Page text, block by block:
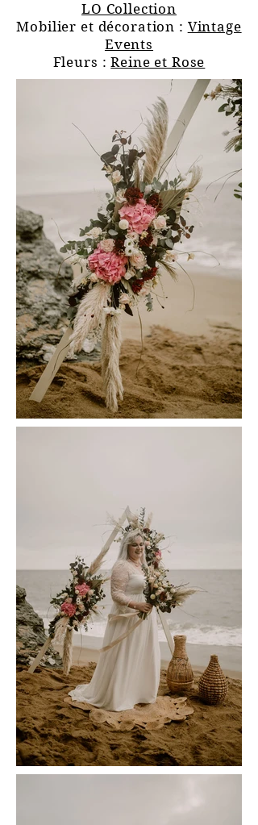
LO Collection
Mobilier et décoration : Vintage
Events
Fleurs :Reine et Rose